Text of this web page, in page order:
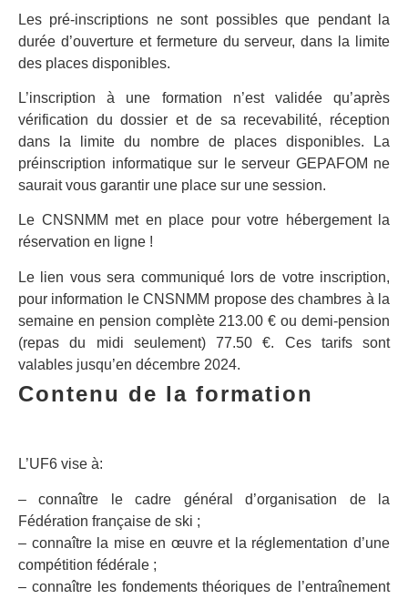
Les pré-inscriptions ne sont possibles que pendant la
durée d’ouverture et fermeture du serveur, dans la limite
des places disponibles.
L’inscription à une formation n’est validée qu’après
vérification du dossier et de sa recevabilité, réception
dans la limite du nombre de places disponibles. La
préinscription informatique sur le serveur GEPAFOM ne
saurait vous garantir une place sur une session.
Le CNSNMM met en place pour votre hébergement la
réservation en ligne !
Le lien vous sera communiqué lors de votre inscription,
pour information le CNSNMM propose des chambres à la
semaine en pension complète 213.00 € ou demi-pension
(repas du midi seulement) 77.50 €. Ces tarifs sont
valables jusqu’en décembre 2024.
Contenu de la formation
L’UF6 vise à:
– connaître le cadre général d’organisation de la
Fédération française de ski ;
– connaître la mise en œuvre et la réglementation d’une
compétition fédérale ;
– connaître les fondements théoriques de l’entraînement